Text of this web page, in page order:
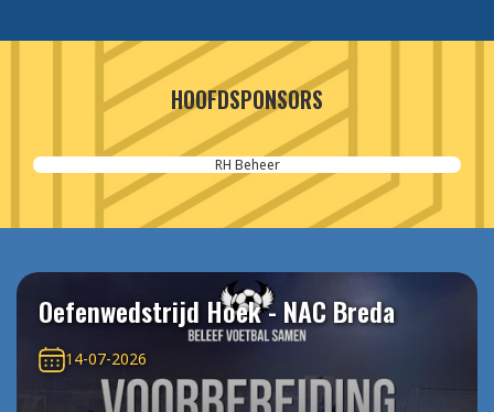
HOOFDSPONSORS
RH Beheer
Oefenwedstrijd Hoek - NAC Breda
14-07-2026